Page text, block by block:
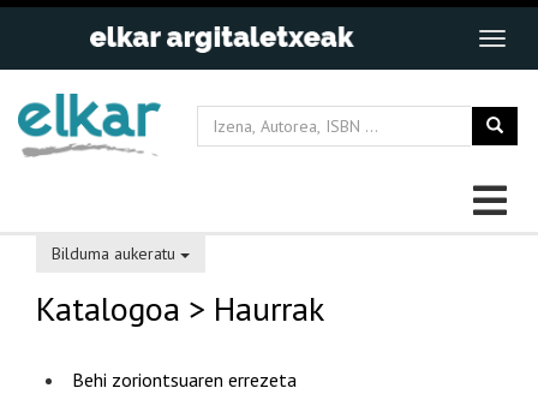
Bilduma aukeratu
Katalogoa > Haurrak
Behi zoriontsuaren errezeta